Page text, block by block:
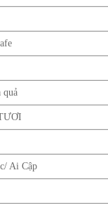
quả
Ai Cập